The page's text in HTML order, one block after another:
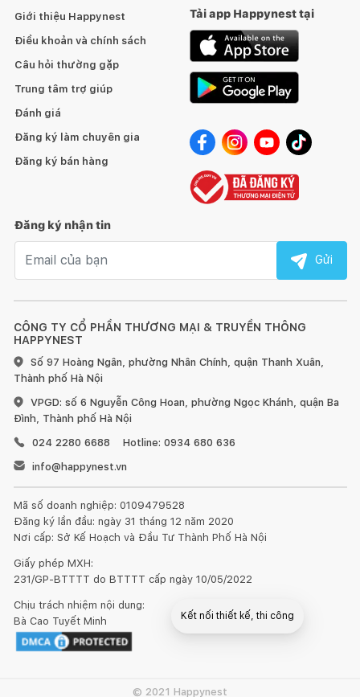
CÔNG TY CỔ PHẦN THƯƠNG MẠI & TRUYỀN THÔNG
HAPPYNEST
Số 97 Hoàng Ngân, phường Nhân Chính, quận Thanh Xuân,
Thành phố Hà Nội
VPGD: số 6 Nguyễn Công Hoan, phường Ngọc Khánh, quận Ba
Đình, Thành phố Hà Nội
024 2280 6688
Hotline: 0934 680 636
info@happynest.vn
Mã số doanh nghiệp: 0109479528
Đăng ký lần đầu: ngày 31 tháng 12 năm 2020
Nơi cấp: Sở Kế Hoạch và Đầu Tư Thành Phố Hà Nội
Giấy phép MXH:
231/GP-BTTTT do BTTTT cấp ngày 10/05/2022
Chịu trách nhiệm nội dung:
Bà Cao Tuyết Minh
Giới thiệu Happynest
Điều khoản và chính sách
Câu hỏi thường gặp
Trung tâm trợ giúp
Đánh giá
Đăng ký làm chuyên gia
Đăng ký bán hàng
Tải app Happynest tại
Đăng ký nhận tin
Gửi
© 2021 Happynest
Kết nối thiết kế, thi công